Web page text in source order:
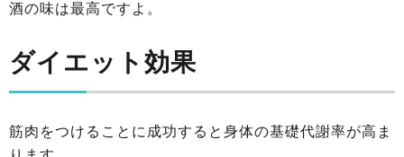
酒の味は最高ですよ。
ダイエット効果
筋肉をつけることに成功すると身体の基礎代謝率が高ま